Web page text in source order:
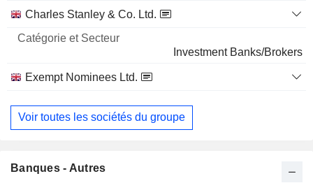
Charles Stanley & Co. Ltd.
Investment Banks/Brokers
Exempt Nominees Ltd.
Voir toutes les sociétés du groupe
Banques - Autres